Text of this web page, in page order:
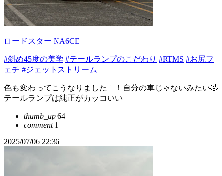
ロードスター NA6CE
#斜め45度の美学 #テールランプのこだわり #RTMS #お尻フ
ェチ #ジェットストリーム
色も変わってこうなりました！！自分の車じゃないみたい🤣
テールランプは純正がカッコいい
thumb_up 64
comment1
2025/07/06 22:36